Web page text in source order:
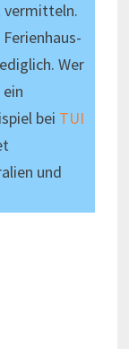
vermitteln.
Wer
bei TUI
und